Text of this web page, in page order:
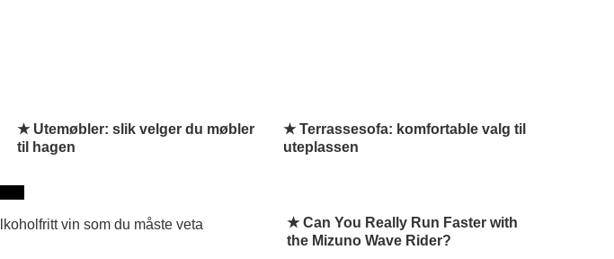
★ Utemøbler: slik velger du møbler
til hagen
★ Terrassesofa: komfortable valg til
uteplassen
★Can You Really Run Faster with
the Mizuno Wave Rider?